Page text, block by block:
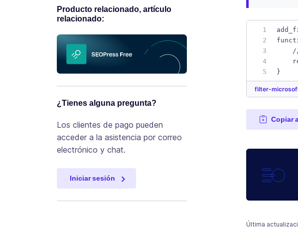
Producto relacionado, artículo
relacionado:
¿Tienes alguna pregunta?
Los clientes de pago pueden
acceder a la asistencia por correo
electrónico y chat.
Iniciar sesión
}
filter-
Copiar
Última